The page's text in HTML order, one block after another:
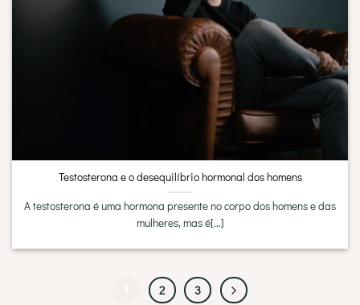
Testosterona e o desequilíbrio hormonal dos homens
A testosterona é uma hormona presente no corpo dos homens e das
mulheres, mas é[...]
2 3